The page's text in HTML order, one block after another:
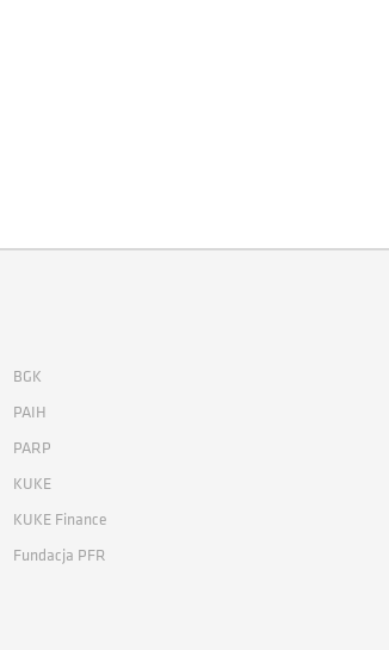
BGK
PAIH
PARP
KUKE
KUKE Finance
Fundacja PFR